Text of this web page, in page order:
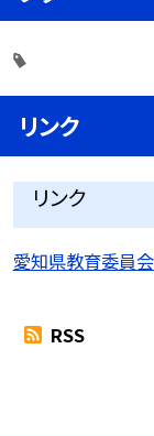
リンク
リンク
愛知県教育委員
RSS